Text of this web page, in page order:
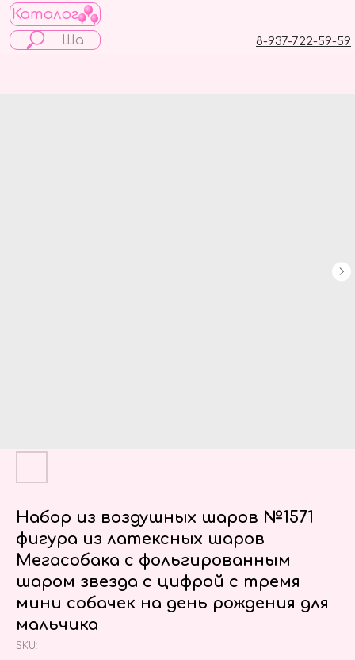
Каталог
8-937-722-59-59
Набор из воздушных шаров №1571
фигура из латексных шаров
Мегасобака с фольгированным
шаром звезда с цифрой с тремя
мини собачек на день рождения для
мальчика
SKU: